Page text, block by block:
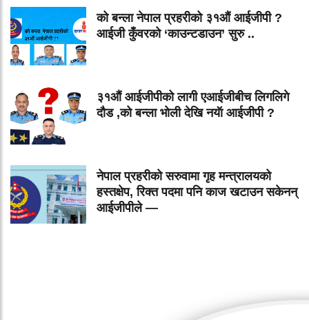
को बन्ला नेपाल प्रहरीको ३१औं आईजीपी ?
आईजी कुँवरको ‘काउन्टडाउन’ सुरु ..
३१औं आईजीपीको लागी एआईजीबीच लिगलिगे
दौड ,को बन्ला भोली देखि नयॅा आईजीपी ?
नेपाल प्रहरीको सरुवामा गृह मन्त्रालयको
हस्तक्षेप, रिक्त पदमा पनि काज खटाउन सकेनन्
आईजीपीले —